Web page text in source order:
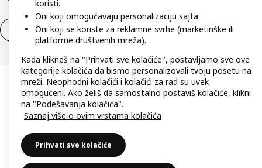
Povlačenje iz ugovora Odustani od ugovora (usluge)
koristi.
Oni koji omogućavaju personalizaciju sajta.
Oni koji se koriste za reklamne svrhe (marketinške ili
platforme društvenih mreža).
Kada klikneš na "Prihvati sve kolačiće", postavljamo sve ove
kategorije kolačića da bismo personalizovali tvoju posetu na
mreži. Neophodni kolačići i kolačići za rad su uvek
omogućeni. Ako želiš da samostalno postaviš kolačiće, klikni
na "Podešavanja kolačića".
Saznaj više o ovim vrstama kolačića
Prihvati sve kolačiće